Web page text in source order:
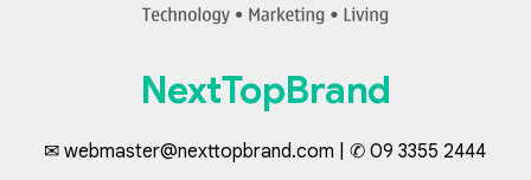
NextTopBrand
✉ webmaster@nexttopbrand.com | ✆ 09 3355 2444